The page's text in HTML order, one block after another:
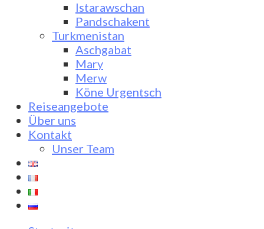
Istarawschan
Pandschakent
Turkmenistan
Aschgabat
Mary
Merw
Köne Urgentsch
Reiseangebote
Über uns
Kontakt
Unser Team